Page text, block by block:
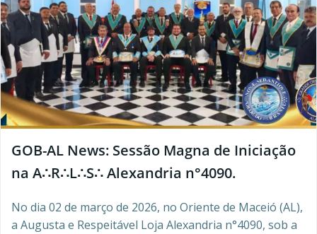
GOB-AL News: Sessão Magna de Iniciação
na A∴R∴L∴S∴ Alexandria n°4090.
No dia 02 de março de 2026, no Oriente de Maceió (AL),
a Augusta e Respeitável Loja Alexandria n°4090, sob a